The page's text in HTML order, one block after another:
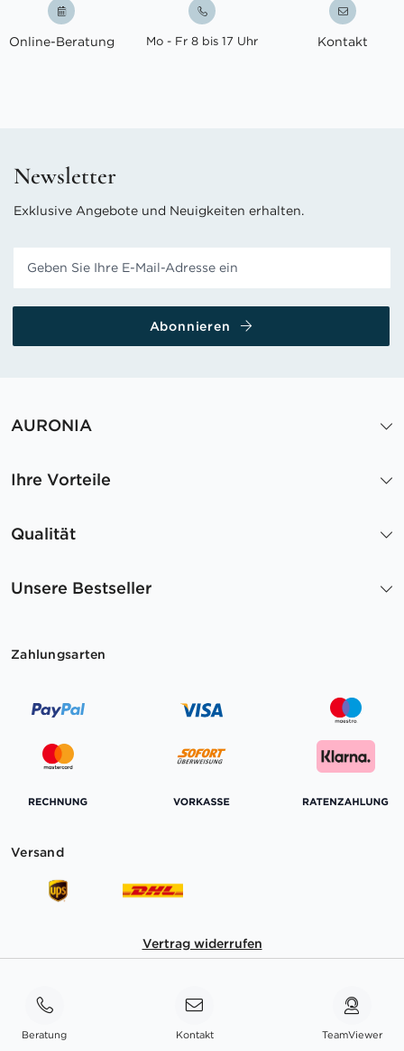
Online-Beratung Mo - Fr 8 bis 17 Uhr Kontakt
Newsletter
Exklusive Angebote und Neuigkeiten erhalten.
Abonnieren
AURONIA
Ihre Vorteile
Qualität
Unsere Bestseller
Zahlungsarten
Versand
Vertrag widerrufen
Beratung Kontakt TeamViewer